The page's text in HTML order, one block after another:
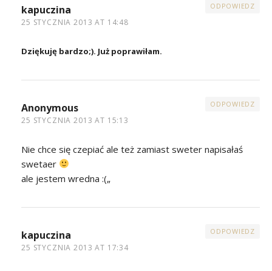
kapuczina
25 STYCZNIA 2013 AT 14:48
ODPOWIEDZ
Dziękuję bardzo;). Już poprawiłam.
Anonymous
25 STYCZNIA 2013 AT 15:13
ODPOWIEDZ
Nie chce się czepiać ale też zamiast sweter napisałaś
swetaer
ale jestem wredna :(„
kapuczina
25 STYCZNIA 2013 AT 17:34
ODPOWIEDZ